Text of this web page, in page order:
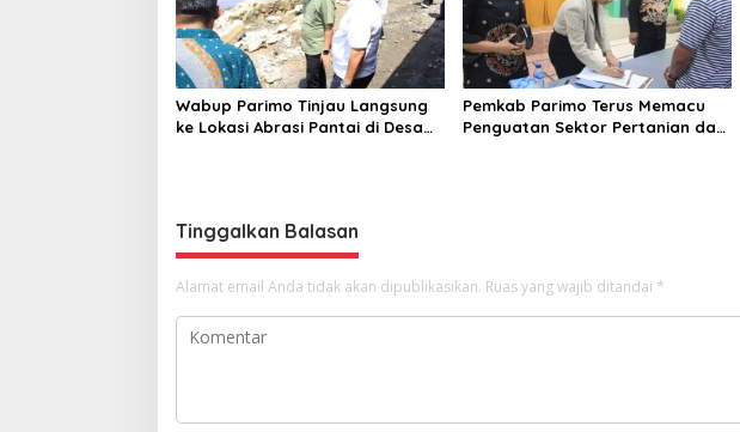
Wabup Parimo Tinjau Langsung
ke Lokasi Abrasi Pantai di Desa
Pemkab Parimo Terus Memacu
Penguatan Sektor Pertanian dan
Tinggalkan Balasan
Alamat email Anda tidak akan dipublikasikan. Ruas yang wajib ditandai *